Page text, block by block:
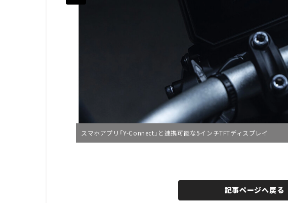
スマホアプリ「Y-Connect」と連携可能な5インチTFTディスプレイ
記事ページへ戻る